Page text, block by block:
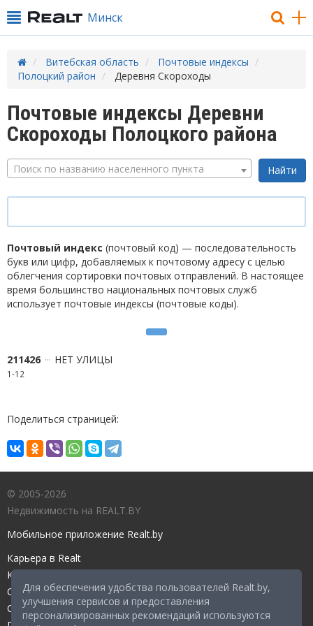
Для обеспечения удобства пользователей Realt.by,
улучшения сервисов и предоставления
персонализированных рекомендаций используются
Минск
Витебская область
Почтовые индексы
Полоцкий район
Деревня Скороходы
Почтовые индексы Деревни
Скороходы Полоцкого района
Поиск по названию населенного пункта
Почтовый индекс (почтовый код) — последовательность
букв или цифр, добавляемых к почтовому адресу с целью
облегчения сортировки почтовых отправлений. В настоящее
время большинство национальных почтовых служб
использует почтовые индексы (почтовые коды).
211426 НЕТ УЛИЦЫ
1-12
Поделиться страницей:
© 2005-2026
Недвижимость на REALT.BY
Мобильное приложение Realt.by
Карьера в Realt
Контакты редакции
Справочный центр
Служба поддержки